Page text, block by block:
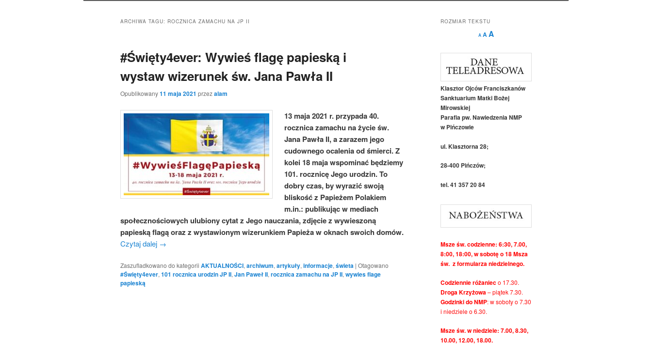
ARCHIWA TAGU: ROCZNICA ZAMACHU NA JP II
#Święty4ever: Wywieś flagę papieską i
wystaw wizerunek św. Jana Pawła II
Opublikowany11 maja 2021 przezalam
13 maja 2021 r. przypada 40.
rocznica zamachu na życie św.
Jana Pawła II, a zarazem jego
cudownego ocalenia od śmierci. Z
kolei 18 maja wspominać będziemy
101. rocznicę Jego urodzin. To
dobry czas, by wyrazić swoją
bliskość z Papieżem Polakiem
m.in.: publikując w mediach
społecznościowych ulubiony cytat z Jego nauczania, zdjęcie z wywieszoną
papieską flagą oraz z wystawionym wizerunkiem Papieża w oknach swoich domów.
Czytaj dalej →
Zaszufladkowano do kategorii AKTUALNOŚCI, archiwum, artykuły, informacje, świeta | Otagowano
#Święty4ever, 101 rocznica urodzin JP II, Jan Paweł II, rocznica zamachu na JP II, wywies flage
papieską
ROZMIAR TEKSTU
A
Decrease
font
A Reset
AIncrease
size.
Klasztor Ojców Franciszkanów
Sanktuarium Matki Bożej
Mirowskiej
Parafia pw. Nawiedzenia NMP
w Pińczowie
ul. Klasztorna 28;
28-400 Pińczów;
tel. 41 357 20 84
Msze św. codzienne: 6:30, 7.00,
8:00, 18:00, w sobotę o 18 Msza
św. z formularza niedzielnego.
Codziennie różanieco 17.30.
Droga Krzyżowa– piątek 7.30.
Godzinki do NMP: w soboty o 7.30
i niedziele o 6.30.
Msze św. w niedziele: 7.00, 8.30,
10.00, 12.00, 18.00.